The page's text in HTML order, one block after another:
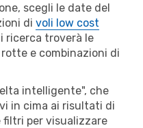
scegli le date del
di voli low cost
ricerca troverà le
e combinazioni di
intelligente", che
in cima ai risultati di
filtri per visualizzare